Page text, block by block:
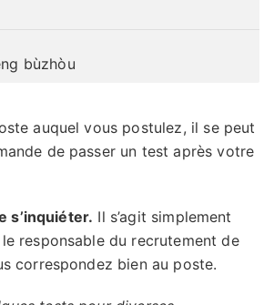
bùzhòu
auquel vous postulez, il se peut
de passer un test après votre
s’inquiéter. Il s’agit simplement
le responsable du recrutement de
correspondez bien au poste.